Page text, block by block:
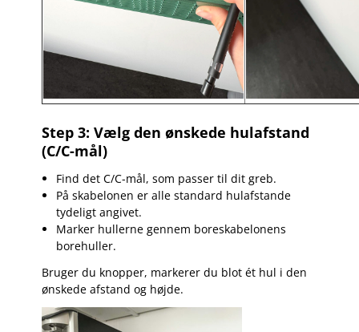
Step 3: Vælg den ønskede hulafstand
(C/C-mål)
Find det C/C-mål, som passer til dit greb.
På skabelonen er alle standard hulafstande
tydeligt angivet.
Marker hullerne gennem boreskabelonens
borehuller.
Bruger du knopper, markerer du blot ét hul i den
ønskede afstand og højde.